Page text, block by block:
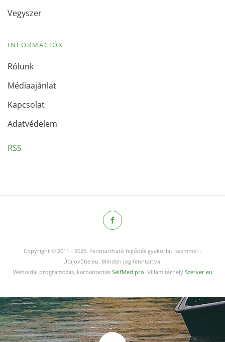
Vegyszer
INFORMÁCIÓK
Rólunk
Médiaajánlat
Kapcsolat
Adatvédelem
RSS
Copyright © 2011 - 2026. Fenntartható fejlődés gyakorlati szemmel -
Útajövőbe.eu. Minden jog fenntartva.
Weboldal programozás, karbantartás SelfMed.pro. Villám tárhely Szerver.eu